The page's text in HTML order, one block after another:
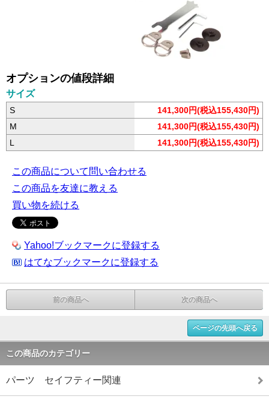
オプションの値段詳細
サイズ
S
141,300円(税込155,430円)
M
141,300円(税込155,430円)
L
141,300円(税込155,430円)
この商品について問い合わせる
この商品を友達に教える
買い物を続ける
Yahoo!ブックマークに登録する
はてなブックマークに登録する
前の商品へ 次の商品へ
ページの先頭へ戻る
この商品のカテゴリー
パーツ セイフティー関連